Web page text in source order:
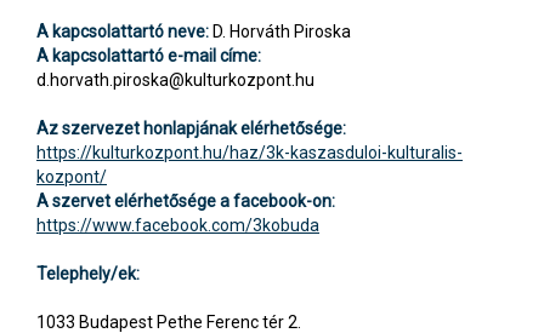
A kapcsolattartó neve: D. Horváth Piroska
A kapcsolattartó e-mail címe:
d.horvath.piroska@kulturkozpont.hu
Az szervezet honlapjának elérhetősége:
https://kulturkozpont.hu/haz/3k-kaszasduloi-kulturalis-
kozpont/
A szervet elérhetősége a facebook-on:
https://www.facebook.com/3kobuda
Telephely/ek:
1033 Budapest Pethe Ferenc tér 2.